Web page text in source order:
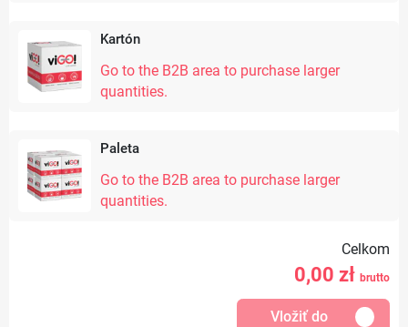
Kartón
Go to the B2B area to purchase larger
quantities.
Paleta
Go to the B2B area to purchase larger
quantities.
Celkom
0,00 zł brutto
Vložiť do